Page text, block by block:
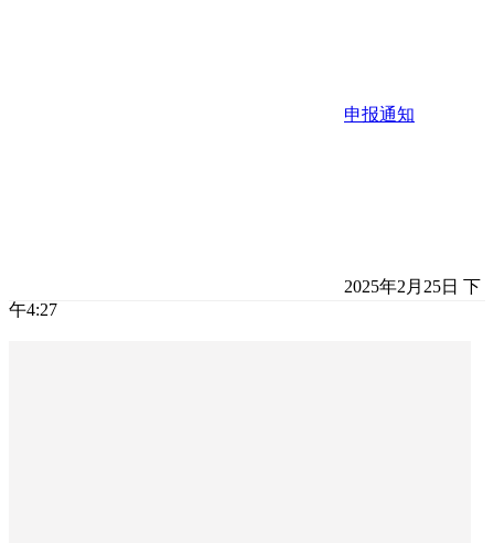
申报通知
2025年2月25日 下
午4:27